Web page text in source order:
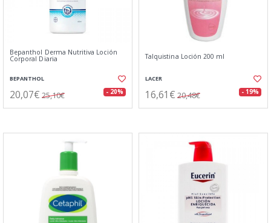
Bepanthol Derma Nutritiva Loción
Corporal Diaria
BEPANTHOL
20,07€ 25,10€ - 20%
Talquistina Loción 200 ml
LACER
16,61€ 20,48€ - 19%